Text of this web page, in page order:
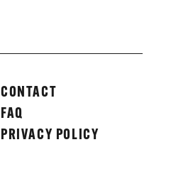
CONTACT
FAQ
PRIVACY POLICY